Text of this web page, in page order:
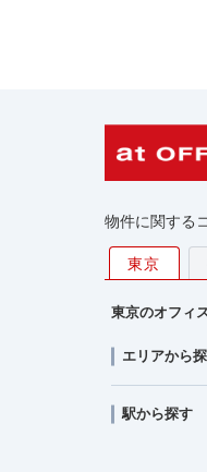
物件に関する
東京
東京のオフィ
エリアから
駅から探す